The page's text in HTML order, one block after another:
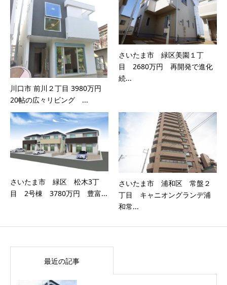
川口市 前川２丁目 3980万円
20帖の広々リビング ...
さいたま市 緑区美園１丁
目 2680万円 再開発で進化
続...
さいたま市 緑区 松木3丁
目 2号棟 3780万円 豊富...
さいたま市 浦和区 常盤２
丁目 キャニオングランデ浦
和常...
最近の記事